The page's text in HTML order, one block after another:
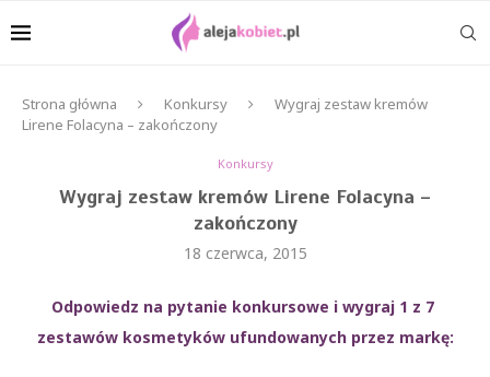
Strona główna Konkursy
Wygraj zestaw kremów
Lirene Folacyna – zakończony
Konkursy
Wygraj zestaw kremów Lirene Folacyna –
zakończony
18 czerwca, 2015
Odpowiedz na pytanie konkursowe i wygraj 1 z 7
zestawów kosmetyków ufundowanych przez markę: